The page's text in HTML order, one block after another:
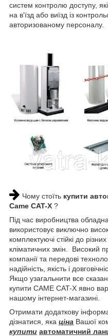
систем контролю доступу,
на в'їзд або виїзд із
авторизованому персоналу.
Чому стоїть купити
Came CAT-X ?
Під час виробництва
використовує виключно
комплектуючі стійкі до
кліматичних змін. Високий
компанії та передові
надійність, якість і
Якщо узагальнити все
купити САМЕ CAT-X явно
нашому інтернет-магазині.
Отримати додаткову
дізнатися, яка ціна Вашої
купити автоматичний